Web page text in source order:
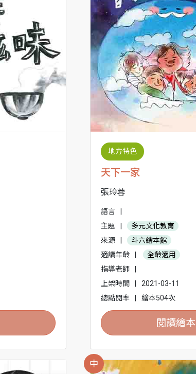
地方特色
天下一家
張玲蓉
語言
主題
多元文化教育
來源
斗六繪本館
適讀年齡
全齡適用
指導老師
上架時間
2021-03-11
總點閱率
繪本504次
閱讀繪本
中